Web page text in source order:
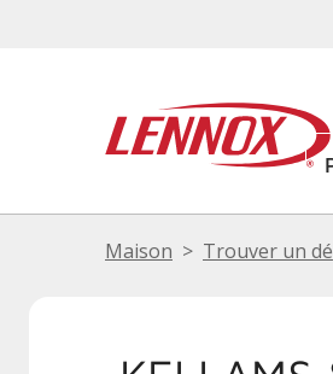
Maison Trouver un